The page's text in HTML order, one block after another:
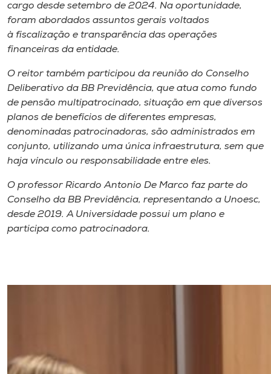
Museu
Unoesc
Store
Selecione
o idioma
A+
A-
cargo desde setembro de 2024. Na oportunidade,
foram abordados assuntos gerais voltados
à fiscalização e transparência das operações
financeiras da entidade.
O reitor também participou da reunião do Conselho
Deliberativo da BB Previdência, que atua como fundo
de pensão multipatrocinado, situação em que diversos
planos de benefícios de diferentes empresas,
denominadas patrocinadoras, são administrados em
conjunto, utilizando uma única infraestrutura, sem que
haja vínculo ou responsabilidade entre eles.
O professor Ricardo Antonio De Marco faz parte do
Conselho da BB Previdência, representando a Unoesc,
desde 2019. A Universidade possui um plano e
participa como patrocinadora.